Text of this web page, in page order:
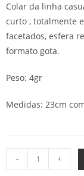
Colar da linha
curto , totalmente
facetados, esfera
formato gota.
Peso: 4gr
Medidas: 23cm
- +